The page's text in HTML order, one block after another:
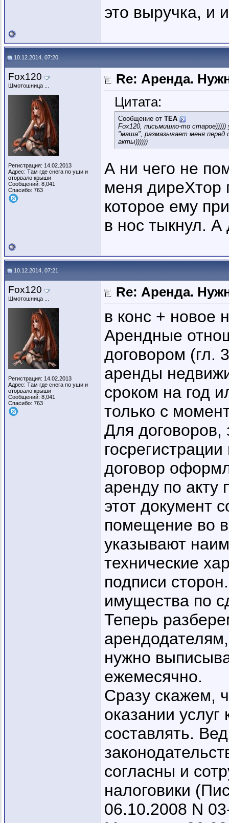
это выручка, и
10.12.2014, 07:20
Fox120
Шмотошница ...
Регистрация: 14.02.2013
Адрес: Там где снега по уши и
оторвало крыши
Сообщений: 8,041
Спасибо: 763
Re: Аренда.
Цитата:
Сообщение от ТЕА
Fox120, письмишко-то
"маша", размазывает меня перед
акты))))))
А ни чего не
меня диреХтор
которое ему
в нос тыкнул. А
10.12.2014, 07:21
Fox120
Шмотошница ...
Регистрация: 14.02.2013
Адрес: Там где снега по уши и
оторвало крыши
Сообщений: 8,041
Спасибо: 763
Re: Аренда.
в конс + новое
Арендные
договором (гл.
аренды
сроком на год
только с
Для
договор
аренду по акту
этот документ
помещение во
указывают
технические
подписи
имущества по
Теперь
нужно
ежемесячно.
Сразу скажем,
оказании
составлять.
согласны и
налоговики
06.10.2008 N